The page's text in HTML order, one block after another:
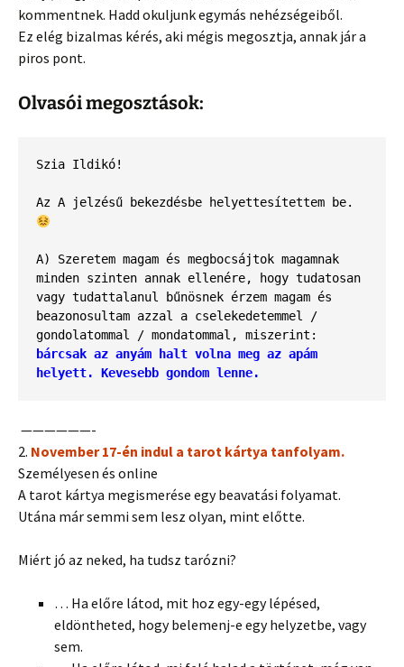
kommentnek. Hadd okuljunk egymás nehézségeiből.
Ez elég bizalmas kérés, aki mégis megosztja, annak jár a
piros pont.
Olvasói megosztások:
Szia Ildikó!
Az A jelzésű bekezdésbe helyettesítettem be.
A) Szeretem magam és megbocsájtok magamnak
minden szinten annak ellenére, hogy tudatosan
vagy tudattalanul bűnösnek érzem magam és
beazonosultam azzal a cselekedetemmel /
bárcsak az anyám halt volna meg az apám
helyett. Kevesebb gondom lenne.
——————-
2. November 17-én indul a tarot kártya tanfolyam.
Személyesen és online
A tarot kártya megismerése egy beavatási folyamat.
Utána már semmi sem lesz olyan, mint előtte.
Miért jó az neked, ha tudsz tarózni?
… Ha előre látod, mit hoz egy-egy lépésed,
eldöntheted, hogy belemenj-e egy helyzetbe, vagy
sem.